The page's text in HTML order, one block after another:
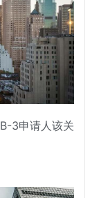
3申请人该关